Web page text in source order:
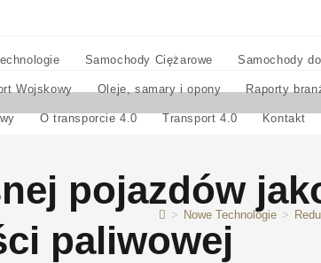
Samochody Ciężarowe Samochody
Wojskowy Oleje, samary i opony Raporty
O transporcie 4.0 Transport 4.0 Kontakt
pojazdów
paliwowej
> Nowe Technologie >